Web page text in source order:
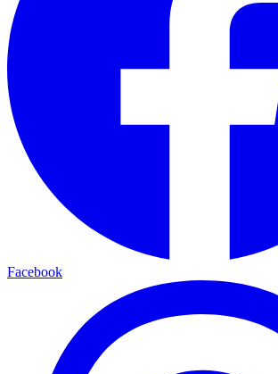
Facebook